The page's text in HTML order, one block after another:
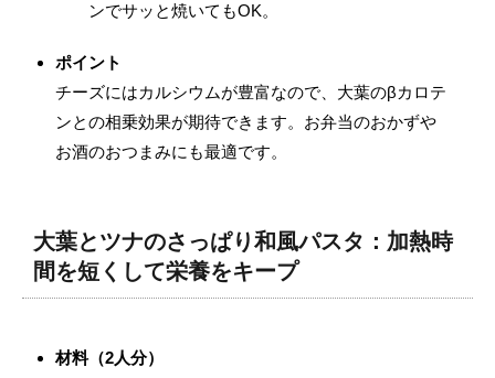
ンでサッと焼いてもOK。
ポイント
チーズにはカルシウムが豊富なので、大葉のβカロテ
ンとの相乗効果が期待できます。お弁当のおかずや
お酒のおつまみにも最適です。
大葉とツナのさっぱり和風パスタ：加熱時
間を短くして栄養をキープ
材料（2人分）